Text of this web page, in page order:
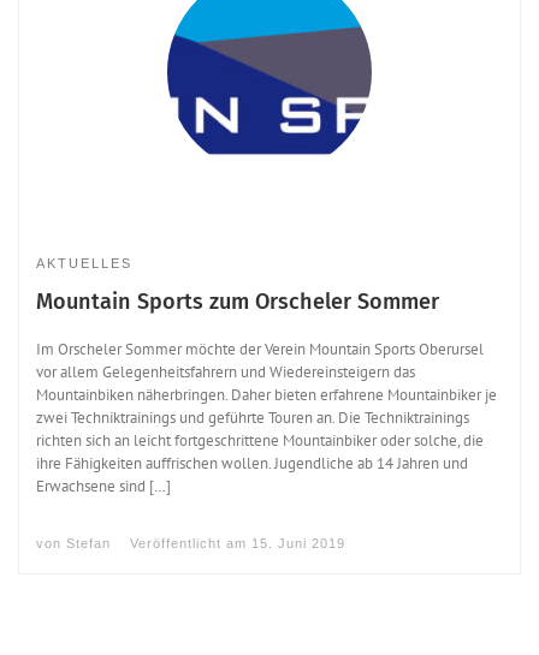
AKTUELLES
Mountain Sports zum Orscheler Sommer
Im Orscheler Sommer möchte der Verein Mountain Sports Oberursel
vor allem Gelegenheitsfahrern und Wiedereinsteigern das
Mountainbiken näherbringen. Daher bieten erfahrene Mountainbiker je
zwei Techniktrainings und geführte Touren an. Die Techniktrainings
richten sich an leicht fortgeschrittene Mountainbiker oder solche, die
ihre Fähigkeiten auffrischen wollen. Jugendliche ab 14 Jahren und
Erwachsene sind […]
von Stefan Veröffentlicht am 15. Juni 2019